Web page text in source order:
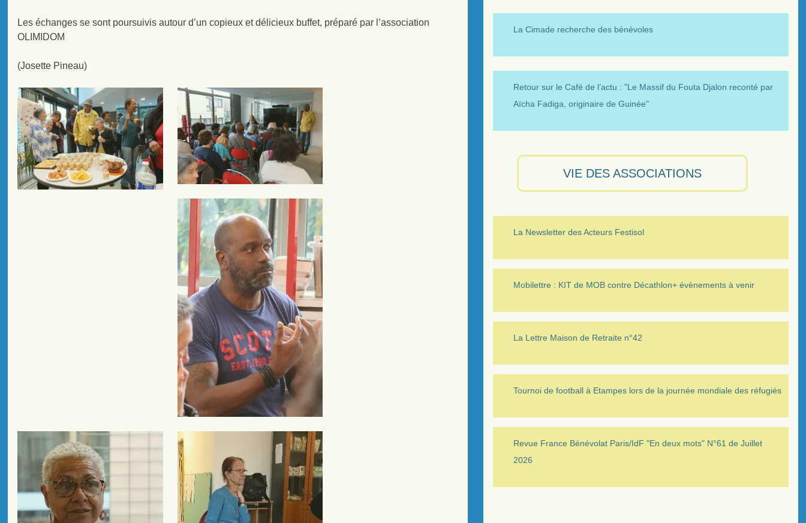
La Cimade recherche des bénévoles
Retour sur le Café de l’actu : "Le Massif du Fouta Djalon reconté par
Aïcha Fadiga, originaire de Guinée"
VIE DES ASSOCIATIONS
La Newsletter des Acteurs Festisol
Mobilettre : KIT de MOB contre Décathlon+ évènements à venir
La Lettre Maison de Retraite n°42
Tournoi de football à Etampes lors de la journée mondiale des réfugiés
Revue France Bénévolat Paris/IdF "En deux mots" N°61 de Juillet
2026
Les échanges se sont poursuivis autour d’un copieux et délicieux buffet, préparé par l’association
OLIMIDOM
(Josette Pineau)